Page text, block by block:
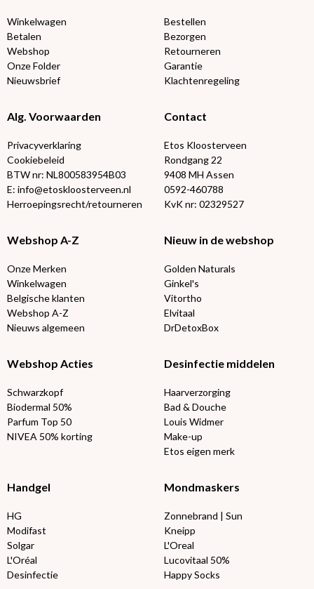
Winkelwagen
Betalen
Webshop
Onze Folder
Nieuwsbrief
Bestellen
Bezorgen
Retourneren
Garantie
Klachtenregeling
Alg. Voorwaarden
Privacyverklaring
Cookiebeleid
BTW nr: NL800583954B03
E: info@etoskloosterveen.nl
Herroepingsrecht/retourneren
Contact
Etos Kloosterveen
Rondgang 22
9408 MH Assen
0592-460788
KvK nr: 02329527
Webshop A-Z
Onze Merken
Winkelwagen
Belgische klanten
Webshop A-Z
Nieuws algemeen
Nieuw in de webshop
Golden Naturals
Ginkel's
Vitortho
Elvitaal
DrDetoxBox
Webshop Acties
Schwarzkopf
Biodermal 50%
Parfum Top 50
NIVEA 50% korting
Desinfectie middelen
Haarverzorging
Bad & Douche
Louis Widmer
Make-up
Etos eigen merk
Handgel
HG
Modifast
Solgar
L'Oréal
Desinfectie
Mondmaskers
Zonnebrand | Sun
Kneipp
L'Oreal
Lucovitaal 50%
Happy Socks